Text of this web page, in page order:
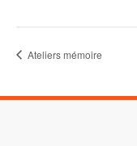
Ateliers mémoire